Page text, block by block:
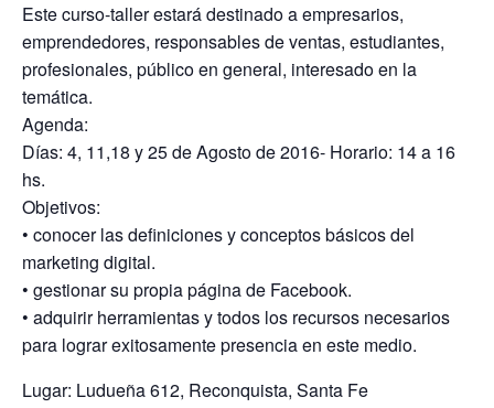
Este curso-taller estará destinado a empresarios,
emprendedores, responsables de ventas, estudiantes,
profesionales, público en general, interesado en la
temática.
Agenda:
Días: 4, 11,18 y 25 de Agosto de 2016- Horario: 14 a 16
hs.
Objetivos:
• conocer las definiciones y conceptos básicos del
marketing digital.
• gestionar su propia página de Facebook.
• adquirir herramientas y todos los recursos necesarios
para lograr exitosamente presencia en este medio.
Lugar: Ludueña 612, Reconquista, Santa Fe